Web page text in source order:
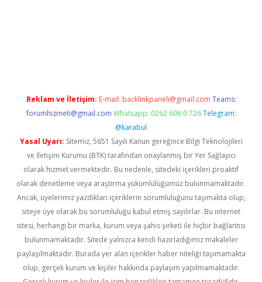
Reklam ve İletişim: E-mail: backlinkpaneli@gmail.com Teams:
forumhizmeti@gmail.com Whatsapp: 0262 606 0 726 Telegram:
@karabul
Yasal Uyarı: Sitemiz, 5651 Sayılı Kanun gereğince Bilgi Teknolojileri
ve İletişim Kurumu (BTK) tarafından onaylanmış bir Yer Sağlayıcı
olarak hizmet vermektedir. Bu nedenle, sitedeki içerikleri proaktif
olarak denetleme veya araştırma yükümlülüğümüz bulunmamaktadır.
Ancak, üyelerimiz yazdıkları içeriklerin sorumluluğunu taşımakta olup,
siteye üye olarak bu sorumluluğu kabul etmiş sayılırlar. Bu internet
sitesi, herhangi bir marka, kurum veya şahıs şirketi ile hiçbir bağlantısı
bulunmamaktadır. Sitede yalnızca kendi hazırladığımız makaleler
paylaşılmaktadır. Burada yer alan içerikler haber niteliği taşımamakta
olup, gerçek kurum ve kişiler hakkında paylaşım yapılmamaktadır.